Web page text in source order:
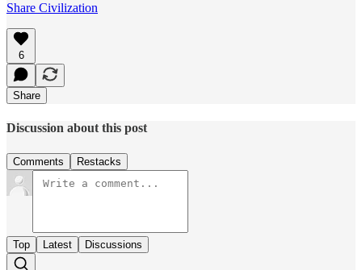
Share Civilization
6
Share
Discussion about this post
Comments Restacks
Top Latest Discussions